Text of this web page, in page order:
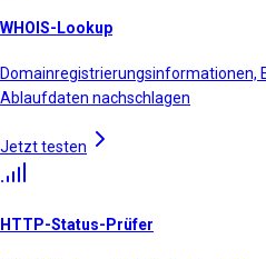
WHOIS-Lookup
Domainregistrierungsinformationen,
Ablaufdaten nachschlagen
Jetzt testen
HTTP-Status-Prüfer